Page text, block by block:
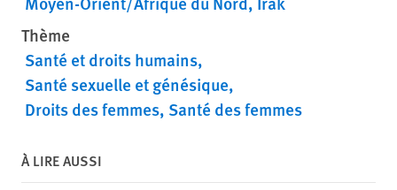
Thème
Santé et droits humains
Santé sexuelle et génésique
Droits des femmes Santé des femmes
À LIRE AUSSI